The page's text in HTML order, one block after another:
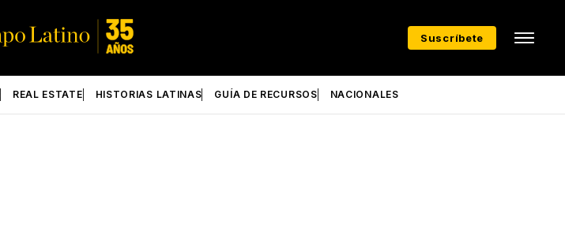
Suscríbete
REAL ESTATE HISTORIAS LATINAS GUÍA DE RECURSOS NACIONALES